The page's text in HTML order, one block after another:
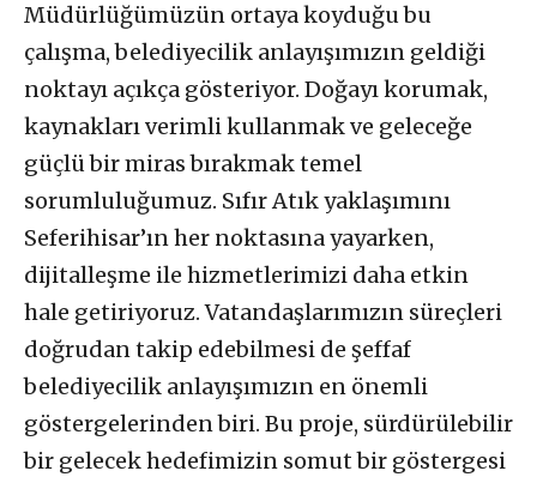
Müdürlüğümüzün ortaya koyduğu bu
çalışma, belediyecilik anlayışımızın geldiği
noktayı açıkça gösteriyor. Doğayı korumak,
kaynakları verimli kullanmak ve geleceğe
güçlü bir miras bırakmak temel
sorumluluğumuz. Sıfır Atık yaklaşımını
Seferihisar’ın her noktasına yayarken,
dijitalleşme ile hizmetlerimizi daha etkin
hale getiriyoruz. Vatandaşlarımızın süreçleri
doğrudan takip edebilmesi de şeffaf
belediyecilik anlayışımızın en önemli
göstergelerinden biri. Bu proje, sürdürülebilir
bir gelecek hedefimizin somut bir göstergesi